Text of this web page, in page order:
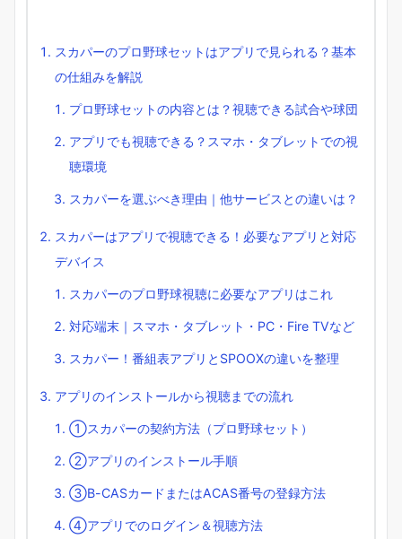
スカパーのプロ野球セットはアプリで見られる？基本
の仕組みを解説
プロ野球セットの内容とは？視聴できる試合や球団
アプリでも視聴できる？スマホ・タブレットでの視
聴環境
スカパーを選ぶべき理由｜他サービスとの違いは？
スカパーはアプリで視聴できる！必要なアプリと対応
デバイス
スカパーのプロ野球視聴に必要なアプリはこれ
対応端末｜スマホ・タブレット・PC・Fire TVなど
スカパー！番組表アプリとSPOOXの違いを整理
アプリのインストールから視聴までの流れ
①スカパーの契約方法（プロ野球セット）
②アプリのインストール手順
③B-CASカードまたはACAS番号の登録方法
④アプリでのログイン＆視聴方法